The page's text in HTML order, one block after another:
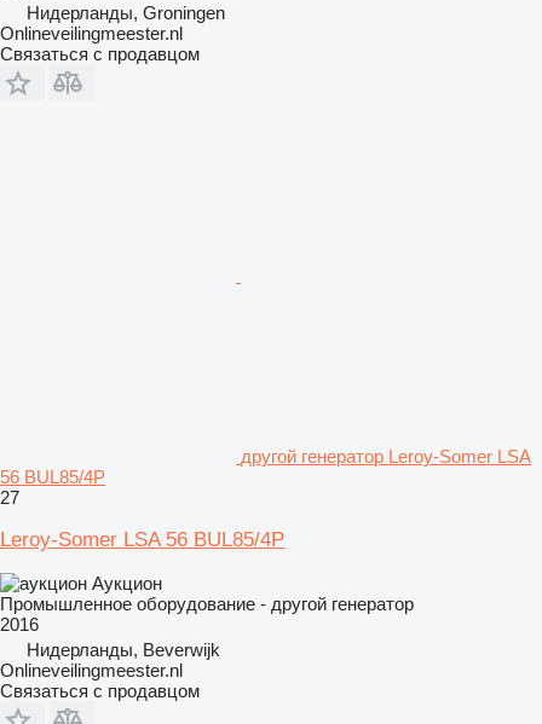
Нидерланды, Groningen
Onlineveilingmeester.nl
Связаться с продавцом
другой генератор Leroy-Somer LSA
56 BUL85/4P
27
Leroy-Somer LSA 56 BUL85/4P
Аукцион
Промышленное оборудование - другой генератор
2016
Нидерланды, Beverwijk
Onlineveilingmeester.nl
Связаться с продавцом